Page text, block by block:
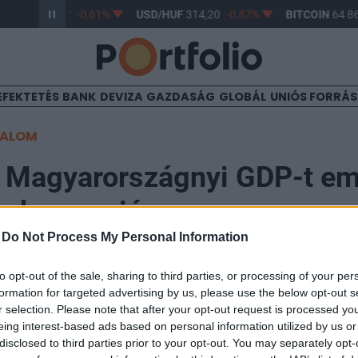
Do Not Process My Personal Information
opt-out of the sale, sharing to third parties, or processing of your
for targeted advertising by us, please use the below opt-out
selection. Please note that after your opt-out request is processed
interest-based ads based on personal information utilized by us
to third parties prior to your opt-out. You may separately
363,17 -0,61% USD/HUF314,20 -0,87% BITCOIN64
BANK DEVIZA GAZDASÁG GLOBÁL UNIÓS
GDP-t
korrupció
ingatlanpiacon befektető külföldi vállalkozásoknak a
ki az általuk megvásárolt ingatlan